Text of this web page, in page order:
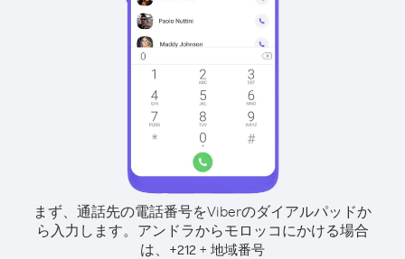
まず、通話先の電話番号をViberのダイアルパッドか
ら入力します。 アンドラからモロッコにかける場合
は、 +212 + 地域番号